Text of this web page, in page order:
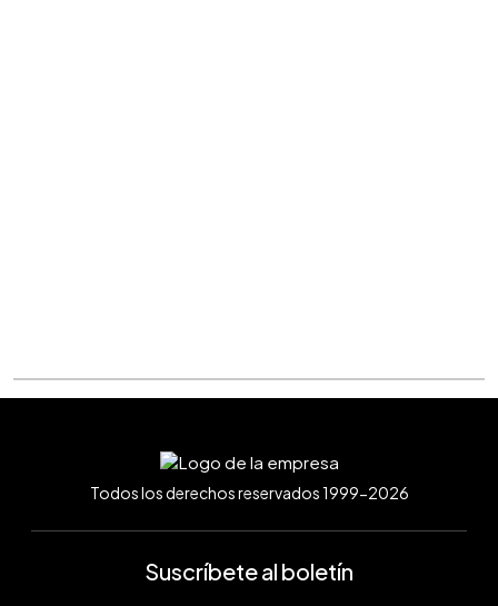
Todos los derechos reservados 1999-2026
Suscríbete al boletín